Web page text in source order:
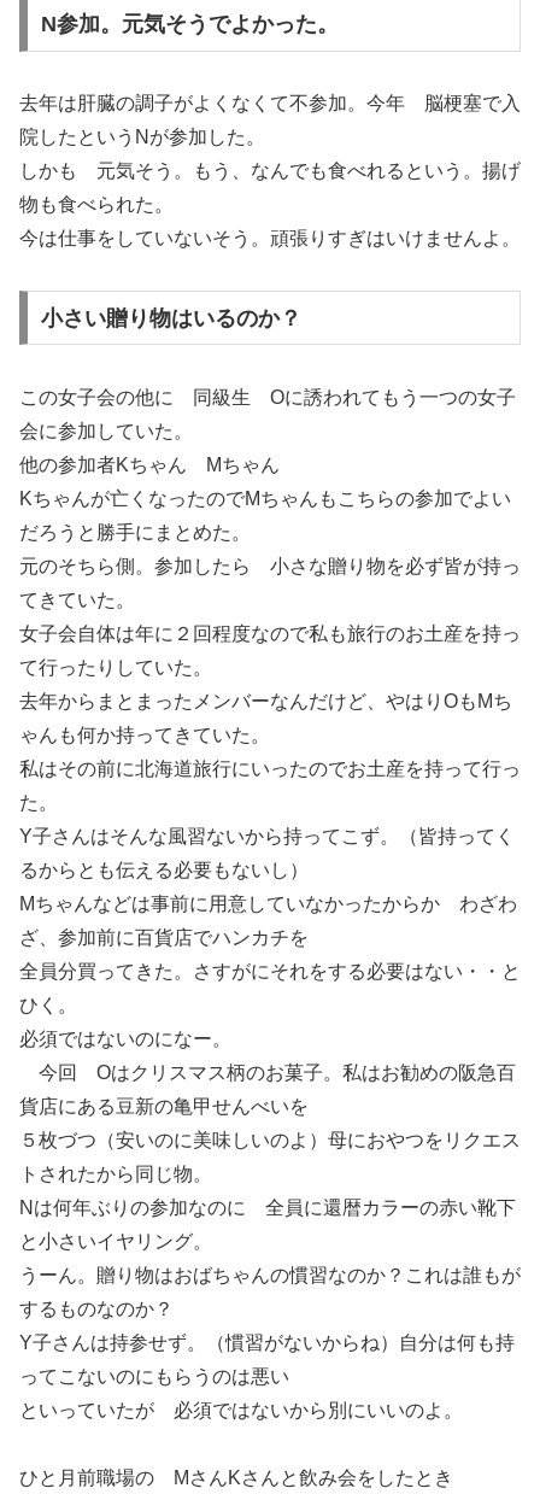
N参加。元気そうでよかった。
去年は肝臓の調子がよくなくて不参加。今年 脳梗塞で入
院したというNが参加した。
しかも 元気そう。もう、なんでも食べれるという。揚げ
物も食べられた。
今は仕事をしていないそう。頑張りすぎはいけませんよ。
小さい贈り物はいるのか？
この女子会の他に 同級生 Oに誘われてもう一つの女子
会に参加していた。
他の参加者Kちゃん Mちゃん
Kちゃんが亡くなったのでMちゃんもこちらの参加でよい
だろうと勝手にまとめた。
元のそちら側。参加したら 小さな贈り物を必ず皆が持っ
てきていた。
女子会自体は年に２回程度なので私も旅行のお土産を持っ
て行ったりしていた。
去年からまとまったメンバーなんだけど、やはりOもMち
ゃんも何か持ってきていた。
私はその前に北海道旅行にいったのでお土産を持って行っ
た。
Y子さんはそんな風習ないから持ってこず。（皆持ってく
るからとも伝える必要もないし）
Mちゃんなどは事前に用意していなかったからか わざわ
ざ、参加前に百貨店でハンカチを
全員分買ってきた。さすがにそれをする必要はない・・と
ひく。
必須ではないのになー。
今回 Oはクリスマス柄のお菓子。私はお勧めの阪急百
貨店にある豆新の亀甲せんべいを
５枚づつ（安いのに美味しいのよ）母におやつをリクエス
トされたから同じ物。
Nは何年ぶりの参加なのに 全員に還暦カラーの赤い靴下
と小さいイヤリング。
うーん。贈り物はおばちゃんの慣習なのか？これは誰もが
するものなのか？
Y子さんは持参せず。（慣習がないからね）自分は何も持
ってこないのにもらうのは悪い
といっていたが 必須ではないから別にいいのよ。
ひと月前職場の MさんKさんと飲み会をしたとき